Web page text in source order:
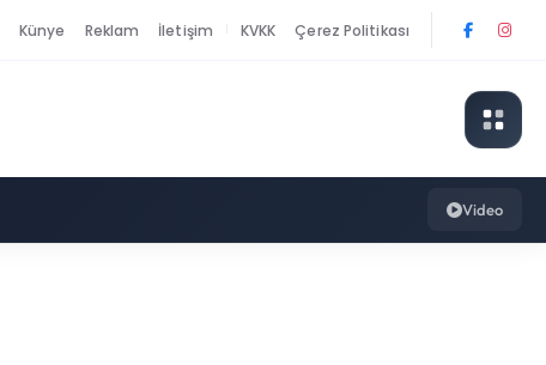
Künye Reklam İletişim KVKK Çerez Politikası
Video